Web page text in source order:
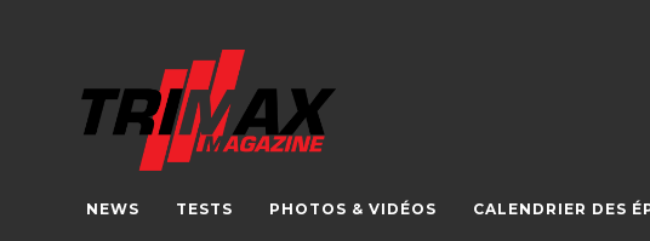
NEWS TESTS PHOTOS & VIDÉOS CALENDRIER DES